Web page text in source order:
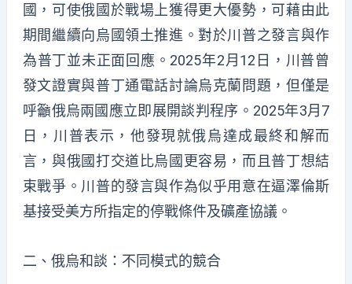
國，可使俄國於戰場上獲得更大優勢，可藉由此
期間繼續向烏國領土推進。對於川普之發言與作
為普丁並未正面回應。2025年2月12日，川普曾
發文證實與普丁通電話討論烏克蘭問題，但僅是
呼籲俄烏兩國應立即展開談判程序。2025年3月7
日，川普表示，他發現就俄烏達成最終和解而
言，與俄國打交道比烏國更容易，而且普丁想結
束戰爭。川普的發言與作為似乎用意在逼澤倫斯
基接受美方所指定的停戰條件及礦產協議。
二、俄烏和談：不同模式的競合